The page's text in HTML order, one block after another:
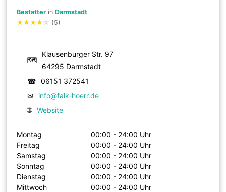
Bestatter inDarmstadt
★★★★ ☆ (5)
🗺
Klausenburger Str. 97
64295 Darmstadt
☎
06151 372541
✉
info@falk-hoerr.de
🌐 Website
Montag
00:00 - 24:00 Uhr
Freitag
00:00 - 24:00 Uhr
Samstag
00:00 - 24:00 Uhr
Sonntag
00:00 - 24:00 Uhr
Dienstag
00:00 - 24:00 Uhr
Mittwoch
00:00 - 24:00 Uhr